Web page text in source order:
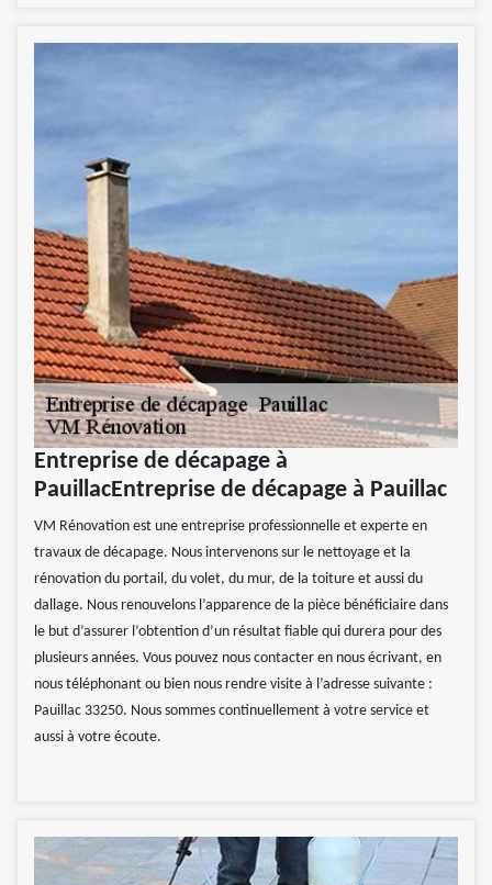
Entreprise de décapage à
PauillacEntreprise de décapage à Pauillac
VM Rénovation est une entreprise professionnelle et experte en
travaux de décapage. Nous intervenons sur le nettoyage et la
rénovation du portail, du volet, du mur, de la toiture et aussi du
dallage. Nous renouvelons l’apparence de la pièce bénéficiaire dans
le but d’assurer l’obtention d’un résultat fiable qui durera pour des
plusieurs années. Vous pouvez nous contacter en nous écrivant, en
nous téléphonant ou bien nous rendre visite à l’adresse suivante :
Pauillac 33250. Nous sommes continuellement à votre service et
aussi à votre écoute.